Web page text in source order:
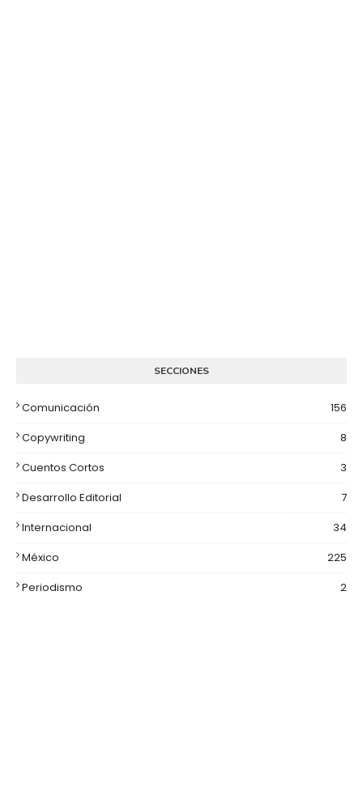
SECCIONES
Comunicación
156
Copywriting
8
Cuentos Cortos
3
Desarrollo Editorial
7
Internacional
34
México
225
Periodismo
2